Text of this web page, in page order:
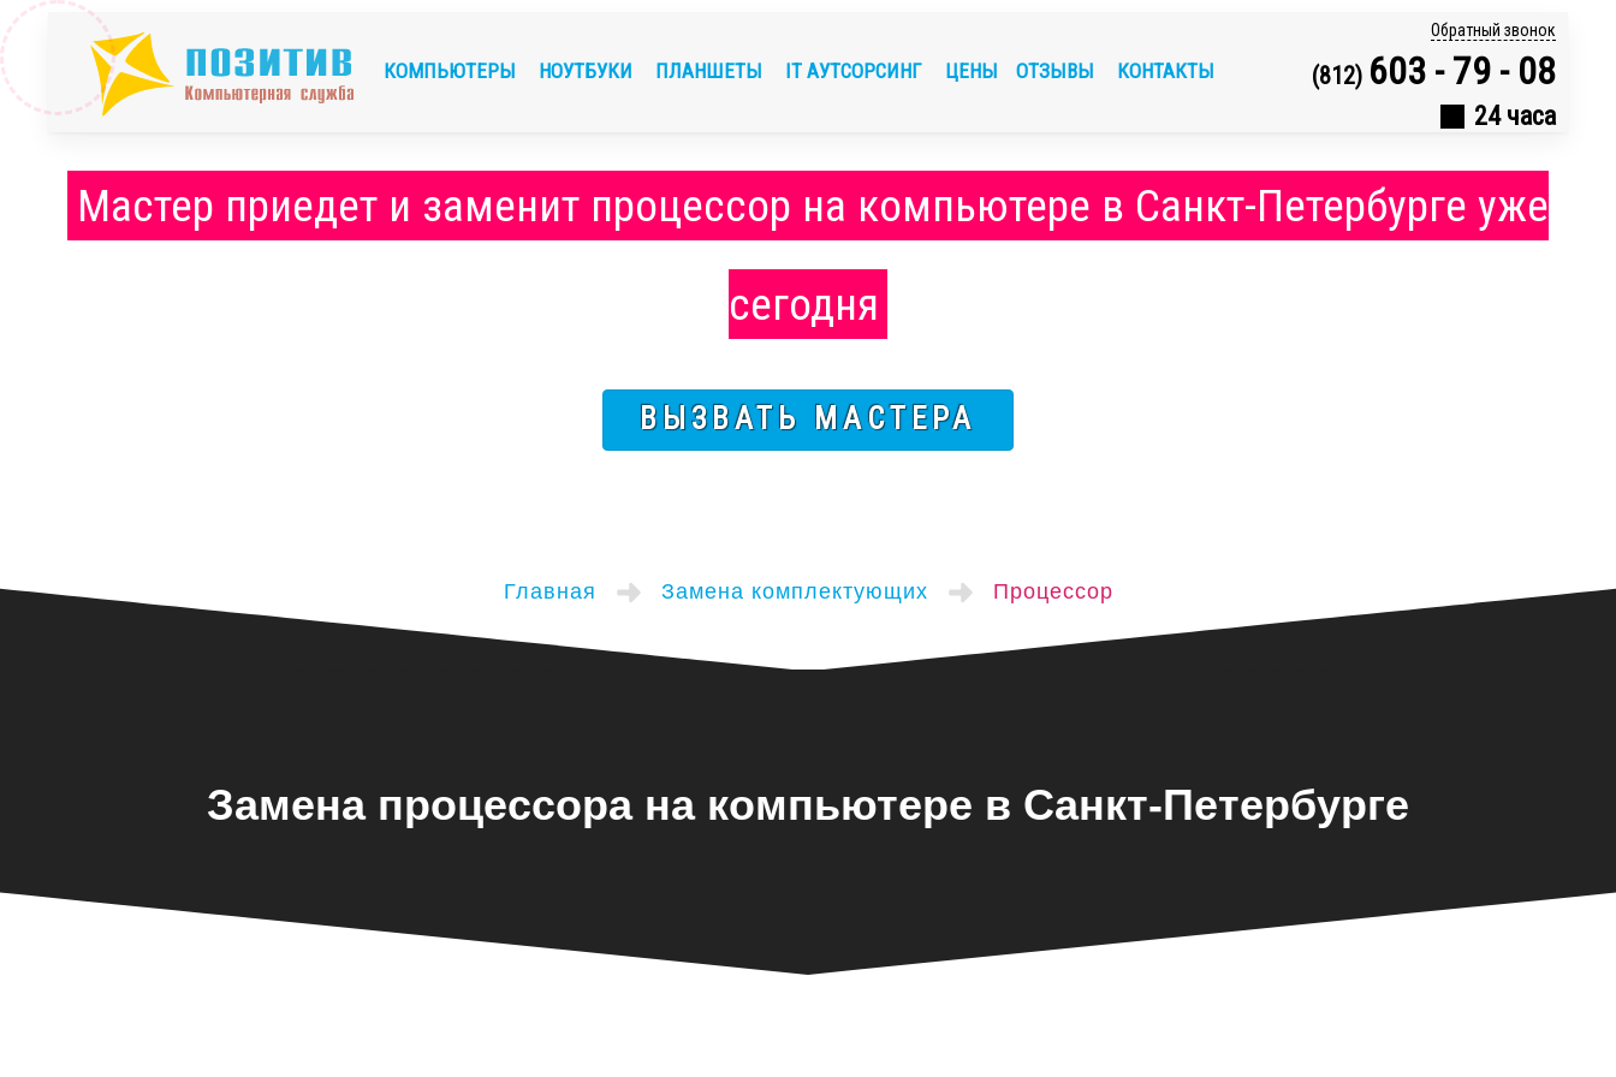
Обратный звонок
(812) 603 - 79 - 08
24 часа
КОМПЬЮТЕРЫ НОУТБУКИ ПЛАНШЕТЫ IT АУТСОРСИНГ ЦЕНЫ ОТЗЫВЫ КОНТАКТЫ
Мастер приедет и заменит процессор на компьютере в Санкт-Петербурге уже
сегодня
ВЫЗВАТЬ МАСТЕРА
Главная Замена комплектующих Процессор
Замена процессора на компьютере в Санкт-Петербурге